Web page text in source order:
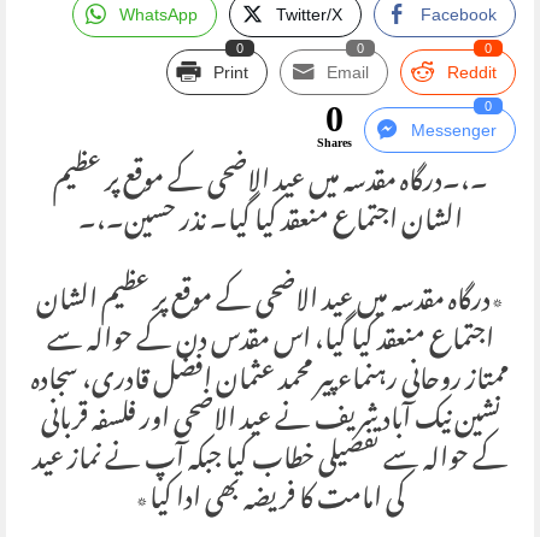
Facebook
Twitter/X
WhatsApp
Reddit
0
Email
0
Print
0
Messenger
0
0
Shares
۔،۔درگاہ مقدسہ میں عید الاضحی کے موقع پر عظیم
الشان اجتماع منعقد کیا گیا۔ نذر حسین۔،۔
٭درگاہ مقدسہ میں عید الاضحی کے موقع پر عظیم الشان
اجتماع منعقد کیا گیا، اس مقدس دن کے حوالہ سے
ممتاز روحانی رہنماء پیر محمد عثمان افضل قادری، سجادہ
نشین نیک آباد شریف نے عید الاضحی اور فلسفہ قربانی
کے حوالہ سے تفصیلی خطاب کیا جبکہ آپ نے نماز عید
کی امامت کا فریضہ بھی ادا کیا٭